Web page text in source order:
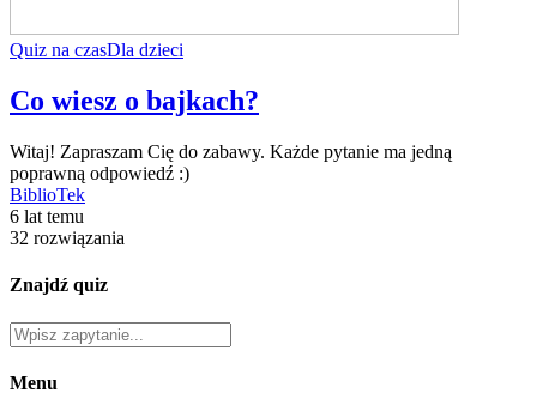
Quiz na czasDla dzieci
Co wiesz o bajkach?
Witaj! Zapraszam Cię do zabawy. Każde pytanie ma jedną
poprawną odpowiedź :)
BiblioTek
6 lat temu
32 rozwiązania
Znajdź quiz
Menu